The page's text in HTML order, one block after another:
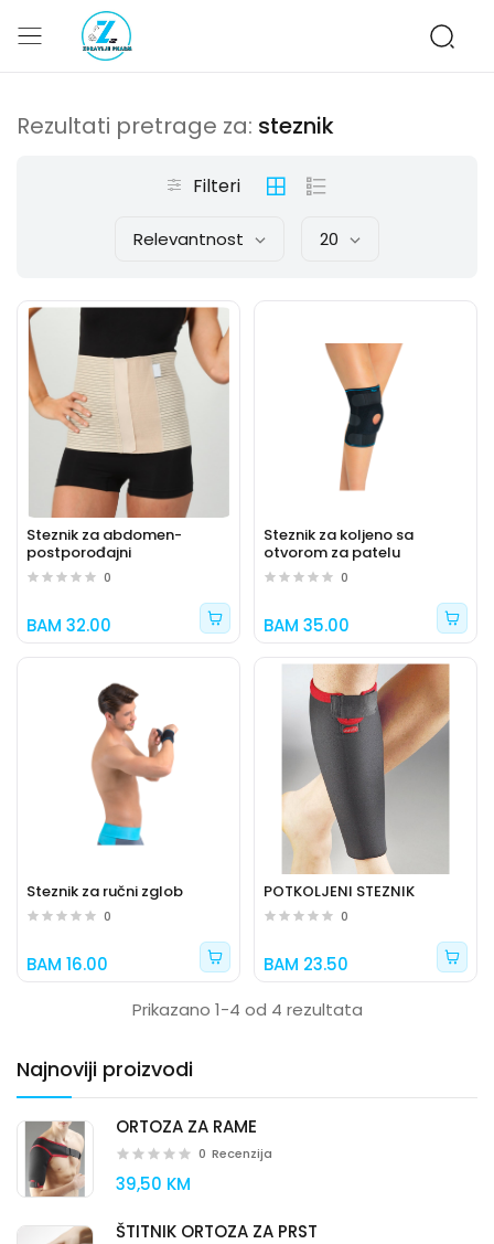
Najnoviji proizvodi
ORTOZA ZA RAME
0 Recenzija
39,50 KM
ŠTITNIK ORTOZA ZA PRST
Rezultati pretrage za: steznik
Filteri
Relevantnost 20
Steznik za abdomen-
postporođajni
0
BAM 32.00
Steznik za koljeno sa
otvorom za patelu
0
BAM 35.00
Steznik za ručni zglob
0
BAM 16.00
POTKOLJENI STEZNIK
0
BAM 23.50
Prikazano 1-4 od 4 rezultata